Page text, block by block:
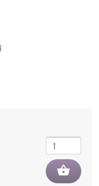
shopping_basket